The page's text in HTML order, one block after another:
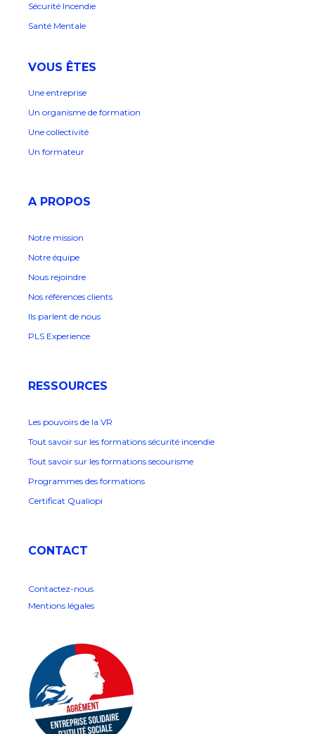
Sécurité Incendie
Santé Mentale
VOUS ÊTES
Une entreprise
Un organisme de formation
Une collectivité
Un formateur
A PROPOS
Notre mission
Notre équipe
Nous rejoindre
Nos références clients
Ils parlent de nous
PLS Experience
RESSOURCES
Les pouvoirs de la VR
Tout savoir sur les formations sécurité incendie
Tout savoir sur les formations secourisme
Programmes des formations
Certificat Qualiopi
CONTACT
Contactez-nous
Mentions légales